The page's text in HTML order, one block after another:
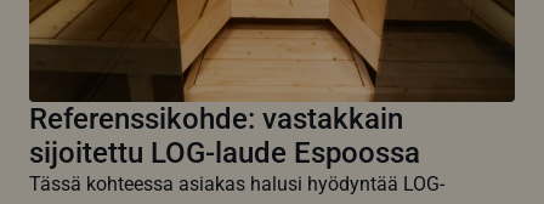
Referenssikohde: vastakkain
sijoitettu LOG-laude Espoossa
Tässä kohteessa asiakas halusi hyödyntää LOG-